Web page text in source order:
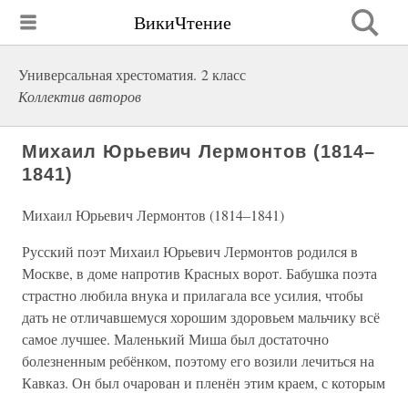
ВикиЧтение
Универсальная хрестоматия. 2 класс
Коллектив авторов
Михаил Юрьевич Лермонтов (1814–
1841)
Михаил Юрьевич Лермонтов (1814–1841)
Русский поэт Михаил Юрьевич Лермонтов родился в
Москве, в доме напротив Красных ворот. Бабушка поэта
страстно любила внука и прилагала все усилия, чтобы
дать не отличавшемуся хорошим здоровьем мальчику всё
самое лучшее. Маленький Миша был достаточно
болезненным ребёнком, поэтому его возили лечиться на
Кавказ. Он был очарован и пленён этим краем, с которым